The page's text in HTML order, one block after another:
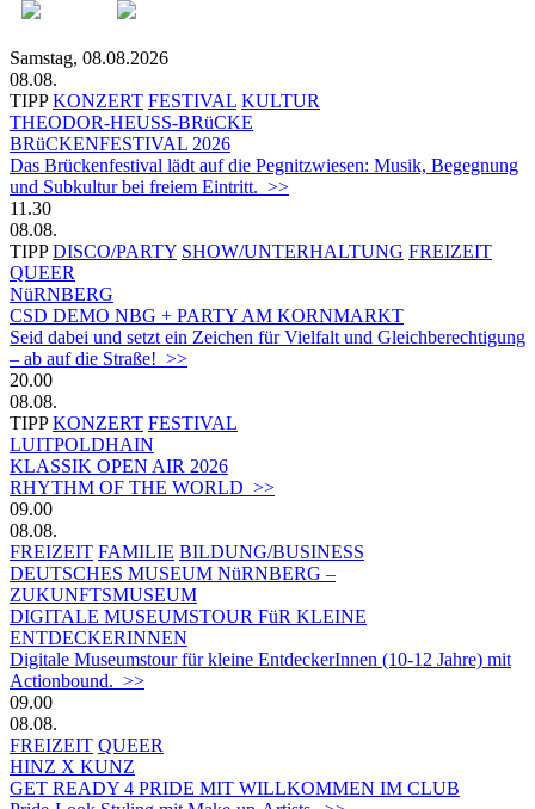
Samstag, 08.08.2026
08.08.
TIPP KONZERT FESTIVAL KULTUR
THEODOR-HEUSS-BRüCKE
BRüCKENFESTIVAL 2026
Das Brückenfestival lädt auf die Pegnitzwiesen: Musik, Begegnung
und Subkultur bei freiem Eintritt. >>
11.30
08.08.
TIPP DISCO/PARTY SHOW/UNTERHALTUNG FREIZEIT
QUEER
NüRNBERG
CSD DEMO NBG + PARTY AM KORNMARKT
Seid dabei und setzt ein Zeichen für Vielfalt und Gleichberechtigung
– ab auf die Straße! >>
20.00
08.08.
TIPP KONZERT FESTIVAL
LUITPOLDHAIN
KLASSIK OPEN AIR 2026
RHYTHM OF THE WORLD >>
09.00
08.08.
FREIZEIT FAMILIE BILDUNG/BUSINESS
DEUTSCHES MUSEUM NüRNBERG –
ZUKUNFTSMUSEUM
DIGITALE MUSEUMSTOUR FüR KLEINE
ENTDECKERINNEN
Digitale Museumstour für kleine EntdeckerInnen (10-12 Jahre) mit
Actionbound. >>
09.00
08.08.
FREIZEIT QUEER
HINZ X KUNZ
GET READY 4 PRIDE MIT WILLKOMMEN IM CLUB